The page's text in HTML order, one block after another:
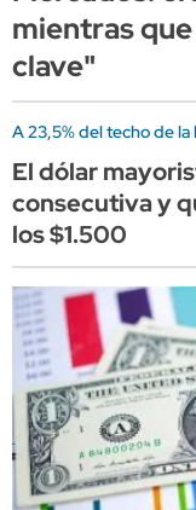
mientras
clave"
A 23,5% del techo de la
El dólar
consecutiva y
los $1.500